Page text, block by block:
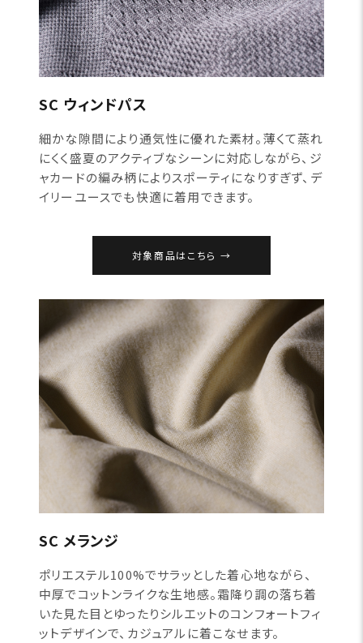
SC ウィンドパス
細かな隙間により通気性に優れた素材。薄くて蒸れ
にくく盛夏のアクティブなシーンに対応しながら、ジ
ャカードの編み柄によりスポーティになりすぎず、デ
イリーユースでも快適に着用できます。
対象商品はこちら
SC メランジ
ポリエステル100%でサラッとした着心地ながら、
中厚でコットンライクな生地感。霜降り調の落ち着
いた見た目とゆったりシルエットのコンフォートフィ
ットデザインで、カジュアルに着こなせます。